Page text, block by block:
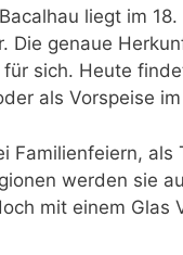
liegt im
Die genaue
sich. Heute
als Vorspeise
Familienfeiern,
werden sie
mit einem Glas